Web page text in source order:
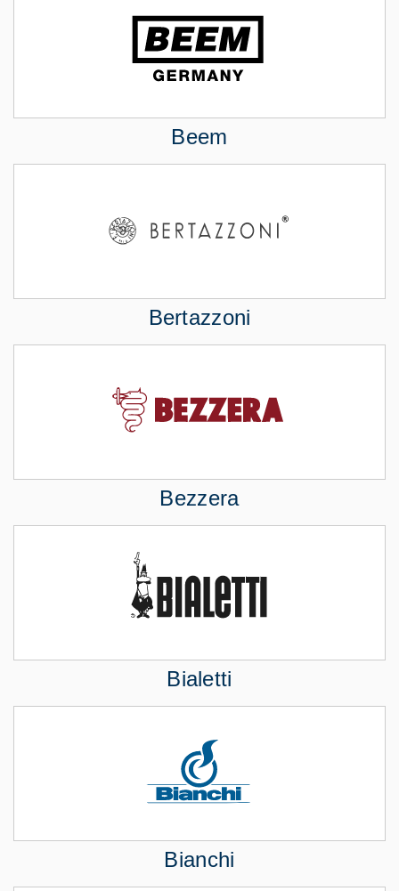
Beem
Bertazzoni
Bezzera
Bialetti
Bianchi